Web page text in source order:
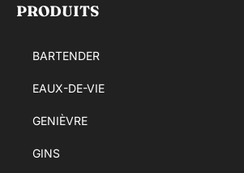
PRODUITS
BARTENDER
EAUX-DE-VIE
GENIÈVRE
GINS